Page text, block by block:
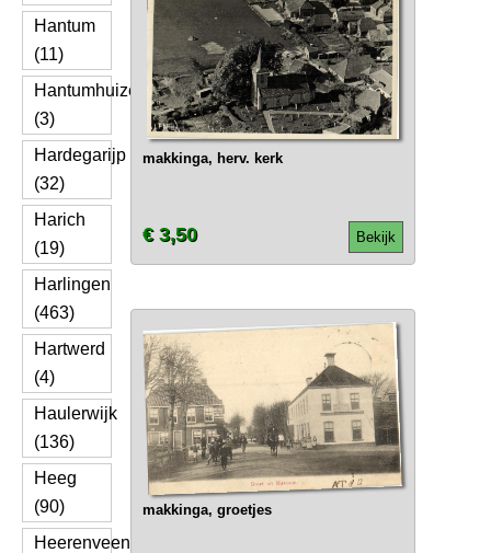
Hantum
(11)
Hantumhuizen
(3)
Hardegarijp
(32)
Harich
(19)
Harlingen
(463)
Hartwerd
(4)
Haulerwijk
(136)
Heeg
(90)
Heerenveen
makkinga, herv. kerk
Bekijk
€ 3,50
makkinga, groetjes